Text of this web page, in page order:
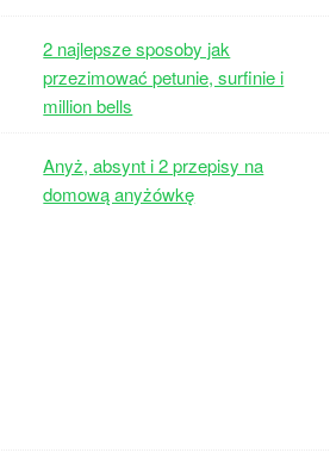
2 najlepsze sposoby jak
przezimować petunie, surfinie i
million bells
Anyż, absynt i 2 przepisy na
domową anyżówkę